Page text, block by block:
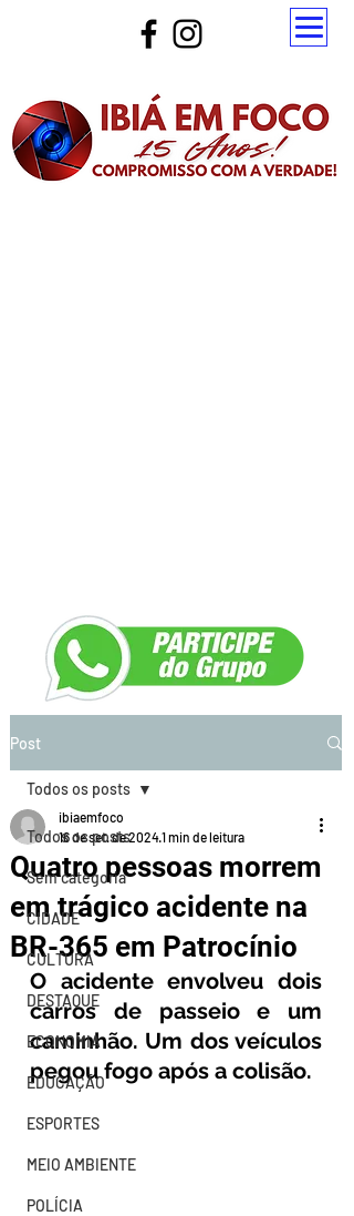
Post
Todos os posts
Sem categoria
CIDADE
CULTURA
DESTAQUE
ECONOMIA
EDUCAÇÃO
ESPORTES
MEIO AMBIENTE
POLÍCIA
Todos os posts
Quatro pessoas morrem
em trágico acidente na
BR-365 em Patrocínio
ibiaemfoco
16 de set. de 20241 min de leitura
O acidente envolveu dois
carros de passeio e um
caminhão. Um dos veículos
pegou fogo após a colisão.